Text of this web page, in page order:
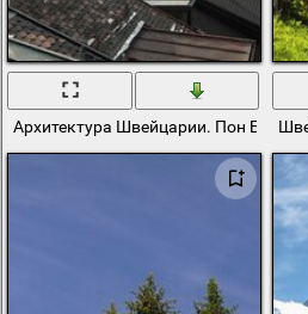
Архитектура Швейцарии. Пон